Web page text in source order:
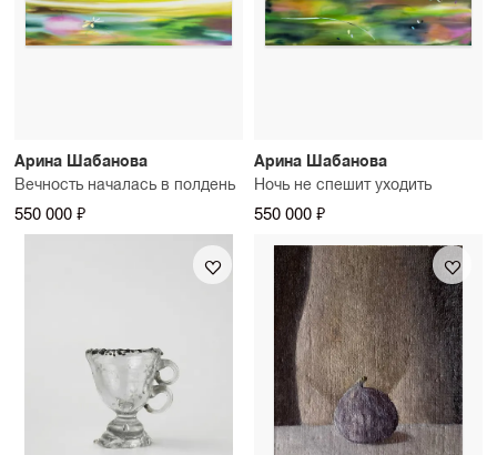
Арина Шабанова
Вечность началась в полдень
550 000 ₽
Арина Шабанова
Ночь не спешит уходить
550 000 ₽